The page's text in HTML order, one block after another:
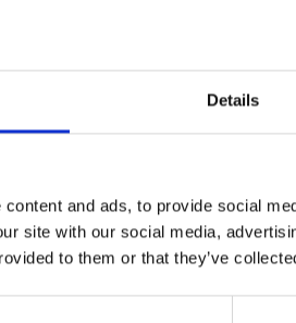
Details
and ads, to provide social
site with our social media,
to them or that they’ve
VOJTĚCH